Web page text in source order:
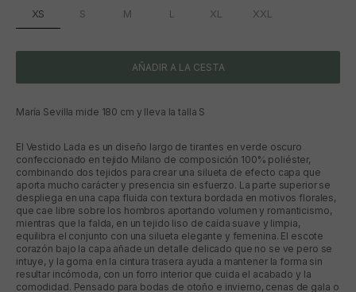
XS S M L XL XXL
AÑADIR A LA CESTA
María Sevilla mide 180 cm y lleva la talla S
El Vestido Lada es un diseño largo de tirantes en verde oscuro
confeccionado en tejido Milano de composición 100% poliéster,
combinando dos tejidos para crear una silueta de efecto capa que
aporta mucho carácter y presencia sin esfuerzo. La parte superior se
despliega en una capa fluida con textura bordada en motivos florales,
que cae libre sobre los hombros aportando volumen y romanticismo,
mientras que la falda, en un tejido liso de caída suave y limpia,
equilibra el conjunto con una silueta elegante y femenina. El escote
corazón bajo la capa añade un detalle delicado que no se ve pero se
intuye, y la goma en la cintura trasera ayuda a mantener la forma sin
resultar incómoda, con un forro interior que cuida el acabado y la
comodidad. Pensado para bodas de otoño e invierno, cenas de gala o